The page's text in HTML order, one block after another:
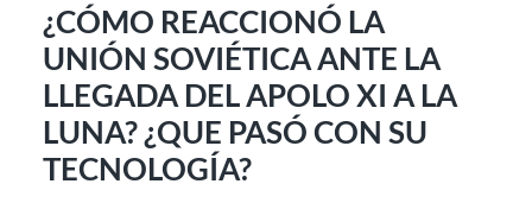
¿CÓMO REACCIONÓ LA
UNIÓN SOVIÉTICA ANTE LA
LLEGADA DEL APOLO XI A LA
LUNA? ¿QUE PASÓ CON SU
TECNOLOGÍA?